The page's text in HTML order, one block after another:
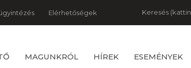
Elérhetőségek Keresés
MAGUNKRÓL HÍREK ESEMÉNYEK